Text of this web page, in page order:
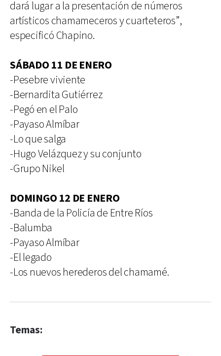
dará lugar a la presentación de números
artísticos chamameceros y cuarteteros”,
especificó Chapino.
SÁBADO 11 DE ENERO
-Pesebre viviente
-Bernardita Gutiérrez
-Pegó en el Palo
-Payaso Almíbar
-Lo que salga
-Hugo Velázquez y su conjunto
-Grupo Nikel
DOMINGO 12 DE ENERO
-Banda de la Policía de Entre Ríos
-Balumba
-Payaso Almíbar
-El legado
-Los nuevos herederos del chamamé.
Temas: